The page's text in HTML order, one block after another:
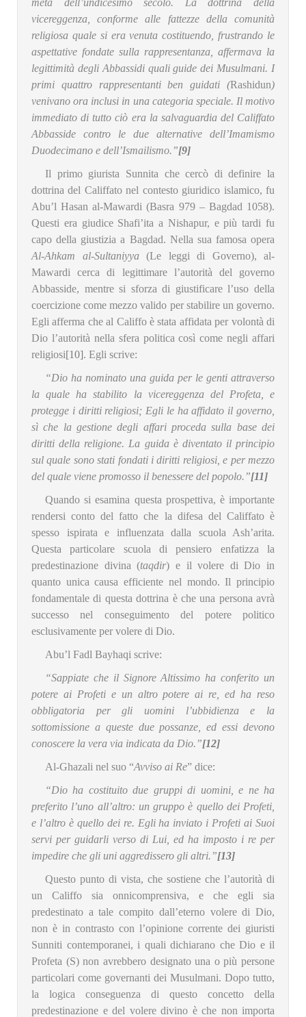
vicereggenza, conforme alle fattezze della comunità
religiosa quale si era venuta costituendo, frustrando le
aspettative fondate sulla rappresentanza, affermava la
legittimità degli Abbassidi quali guide dei Musulmani. I
primi quattro rappresentanti ben guidati (Rashidun)
venivano ora inclusi in una categoria speciale. Il motivo
immediato di tutto ciò era la salvaguardia del Califfato
Abbasside contro le due alternative dell’Imamismo
Duodecimano e dell’Ismailismo.”[9]
Il primo giurista Sunnita che cercò di definire la
dottrina del Califfato nel contesto giuridico islamico, fu
Abu’l Hasan al-Mawardi (Basra 979 – Bagdad 1058).
Questi era giudice Shafi’ita a Nishapur, e più tardi fu
capo della giustizia a Bagdad. Nella sua famosa opera
Al-Ahkam al-Sultaniyya(Le leggi di Governo), al-
Mawardi cerca di legittimare l’autorità del governo
Abbasside, mentre si sforza di giustificare l’uso della
coercizione come mezzo valido per stabilire un governo.
Egli afferma che al Califfo è stata affidata per volontà di
Dio l’autorità nella sfera politica così come negli affari
religiosi[10]. Egli scrive:
“Dio ha nominato una guida per le genti attraverso
la quale ha stabilito la vicereggenza del Profeta, e
protegge i diritti religiosi; Egli le ha affidato il governo,
sì che la gestione degli affari proceda sulla base dei
diritti della religione. La guida è diventato il principio
sul quale sono stati fondati i diritti religiosi, e per mezzo
del quale viene promosso il benessere del popolo.”[11]
Quando si esamina questa prospettiva, è importante
rendersi conto del fatto che la difesa del Califfato è
spesso ispirata e influenzata dalla scuola Ash’arita.
Questa particolare scuola di pensiero enfatizza la
predestinazione divina (taqdir) e il volere di Dio in
quanto unica causa efficiente nel mondo. Il principio
fondamentale di questa dottrina è che una persona avrà
successo nel conseguimento del potere politico
esclusivamente per volere di Dio.
Abu’l Fadl Bayhaqi scrive:
“Sappiate che il Signore Altissimo ha conferito un
potere ai Profeti e un altro potere ai re, ed ha reso
obbligatoria per gli uomini l’ubbidienza e la
sottomissione a queste due possanze, ed essi devono
conoscere la vera via indicata da Dio.”[12]
Al-Ghazali nel suo “Avviso ai Re” dice:
“Dio ha costituito due gruppi di uomini, e ne ha
preferito l’uno all’altro: un gruppo è quello dei Profeti,
e l’altro è quello dei re. Egli ha inviato i Profeti ai Suoi
servi per guidarli verso di Lui, ed ha imposto i re per
impedire che gli uni aggredissero gli altri.”[13]
Questo punto di vista, che sostiene che l’autorità di
un Califfo sia onnicomprensiva, e che egli sia
predestinato a tale compito dall’eterno volere di Dio,
non è in contrasto con l’opinione corrente dei giuristi
Sunniti contemporanei, i quali dichiarano che Dio e il
Profeta (S) non avrebbero designato una o più persone
particolari come governanti dei Musulmani. Dopo tutto,
la logica conseguenza di questo concetto della
predestinazione e del volere divino è che non importa